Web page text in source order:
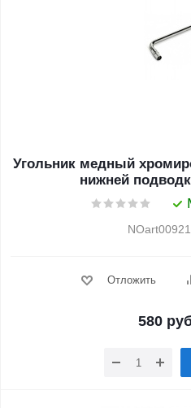
Угольник медный
нижней
Отложить
580